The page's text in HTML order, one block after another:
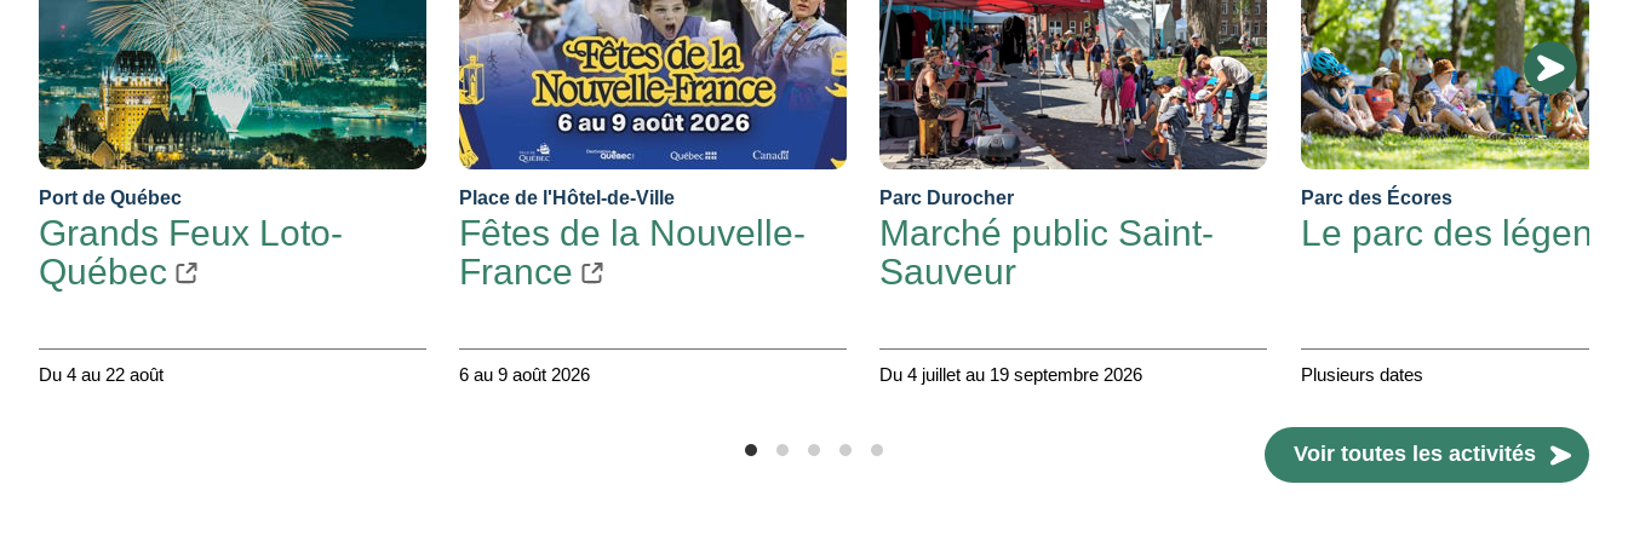
Port de Québec
Grands Feux Loto-
Québec
Du 4 au 22 août
Place de l'Hôtel-de-Ville
Fêtes de la Nouvelle-
France
6 au 9 août 2026
Parc Durocher
Marché public Saint-
Sauveur
Du 4 juillet au 19 septembre 2026
Parc des Écores
Le parc des
Plusieurs dates
Voir toutes les activités